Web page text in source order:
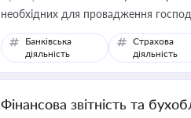
необхідних для провадження
Банківська
діяльність
Страхова
діяльність
Фінансова звітність та